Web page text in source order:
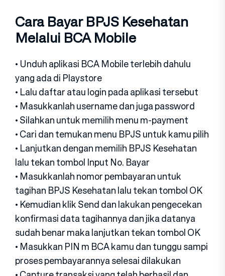
Cara Bayar BPJS Kesehatan
Melalui BCA Mobile
• Unduh aplikasi BCA Mobile terlebih dahulu
yang ada di Playstore
• Lalu daftar atau login pada aplikasi tersebut
• Masukkanlah username dan juga password
• Silahkan untuk memilih menu m-payment
• Cari dan temukan menu BPJS untuk kamu pilih
• Lanjutkan dengan memilih BPJS Kesehatan
lalu tekan tombol Input No. Bayar
• Masukkanlah nomor pembayaran untuk
tagihan BPJS Kesehatan lalu tekan tombol OK
• Kemudian klik Send dan lakukan pengecekan
konfirmasi data tagihannya dan jika datanya
sudah benar maka lanjutkan tekan tombol OK
• Masukkan PIN m BCA kamu dan tunggu sampi
proses pembayarannya selesai dilakukan